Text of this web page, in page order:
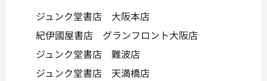
ジュンク堂書店 大阪本店
紀伊國屋書店 グランフロント大阪店
ジュンク堂書店 難波店
ジュンク堂書店 天満橋店